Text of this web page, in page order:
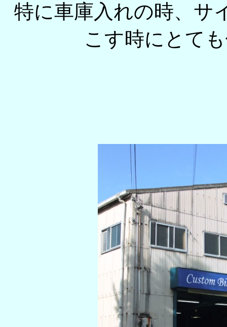
特に車庫入れの時、サ
こす時にとて